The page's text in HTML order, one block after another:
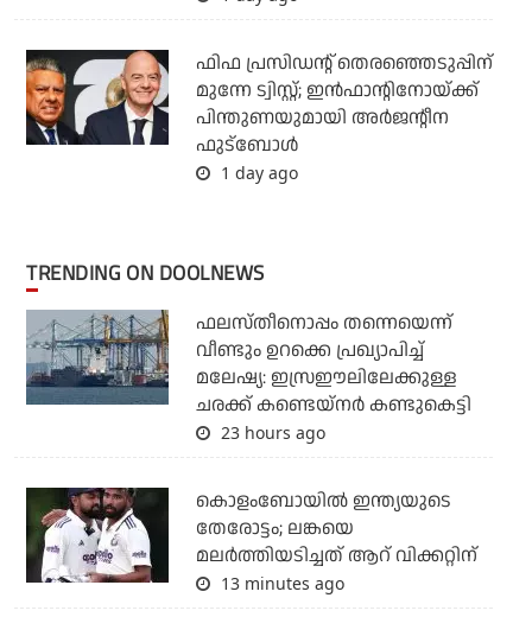
ഫിഫ പ്രസിഡന്റ് തെരഞ്ഞെടുപ്പിന്
മുന്നേ ട്വിസ്റ്റ്; ഇന്‍ഫാന്റിനോയ്ക്ക്
പിന്തുണയുമായി അര്‍ജന്റീന
ഫുട്‌ബോള്‍
1 day ago
TRENDING ON DOOLNEWS
ഫലസ്തീനൊപ്പം തന്നെയെന്ന്
വീണ്ടും ഉറക്കെ പ്രഖ്യാപിച്ച്
മലേഷ്യ: ഇസ്രഈലിലേക്കുള്ള
ചരക്ക് കണ്ടെയ്‌നര്‍ കണ്ടുകെട്ടി
23 hours ago
കൊളംബോയില്‍ ഇന്ത്യയുടെ
തേരോട്ടം; ലങ്കയെ
മലര്‍ത്തിയടിച്ചത് ആറ് വിക്കറ്റിന്
13 minutes ago